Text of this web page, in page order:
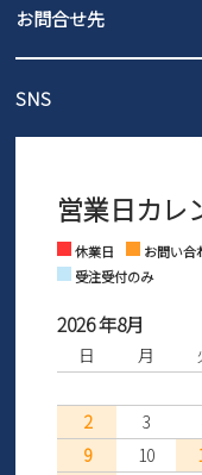
3,980円（税込）以上お
発送日・送料詳細につい
ご利用ください。
ご利用ください。
の片道無料サービスを実
ントとしても安心して
さい。
お問合せ先
営業時間：11時～17時
※土日祝はお問い合わ
SNS
Facebook Instagram
営業日カレ
休業日
お問い合
受注受付のみ
2026 年8月
日 月
2
3
9
10